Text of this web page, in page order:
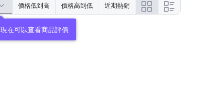
價格低到高 價格高到低 近期熱銷
現在可以查看商品評價